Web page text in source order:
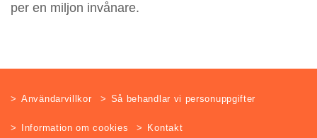
per en miljon invånare.
Användarvillkor Så behandlar vi personuppgifter
Information om cookies Kontakt